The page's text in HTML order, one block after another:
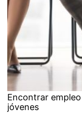
Encontrar
jóvenes